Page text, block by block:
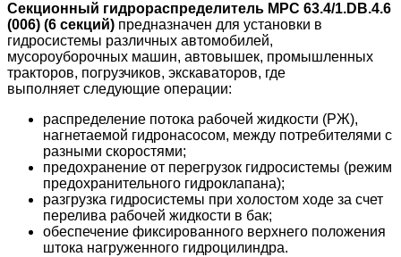
Секционный гидрораспределитель МРС 63.4/1.DВ.4.6
(006) (6 секций) предназначен для установки в
гидросистемы различных автомобилей,
мусороуборочных машин, автовышек, промышленных
тракторов, погрузчиков, экскаваторов, где
выполняет следующие операции:
распределение потока рабочей жидкости (РЖ),
нагнетаемой гидронасосом, между потребителями с
разными скоростями;
предохранение от перегрузок гидросистемы (режим
предохранительного гидроклапана);
разгрузка гидросистемы при холостом ходе за счет
перелива рабочей жидкости в бак;
обеспечение фиксированного верхнего положения
штока нагруженного гидроцилиндра.